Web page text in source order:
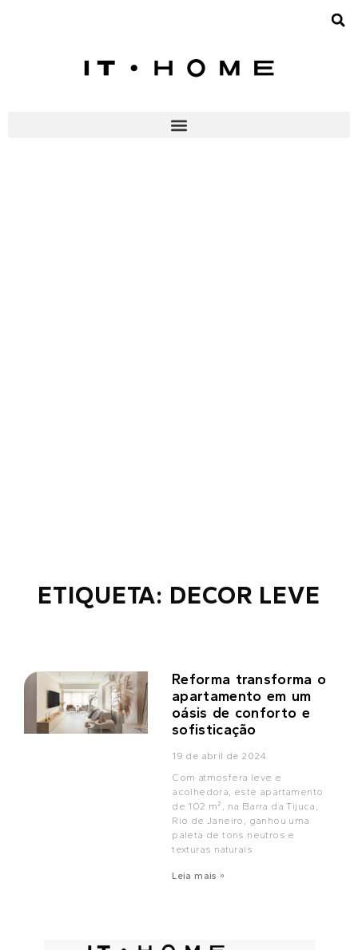
ETIQUETA: DECOR LEVE
Reforma transforma o
apartamento em um
oásis de conforto e
sofisticação
19 de abril de 2024
Com atmosfera leve e
acolhedora, este apartamento
de 102 m², na Barra da Tijuca,
Rio de Janeiro, ganhou uma
paleta de tons neutros e
texturas naturais
Leia mais »